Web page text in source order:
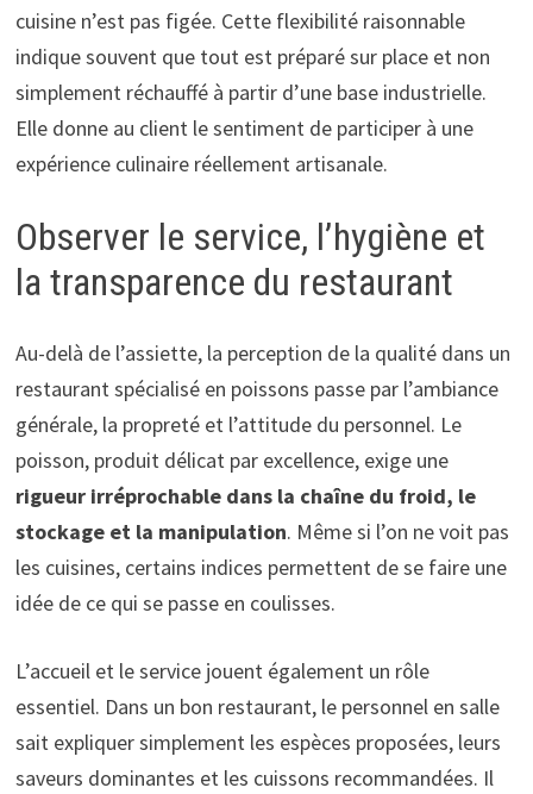
cuisine n’est pas figée. Cette flexibilité raisonnable
indique souvent que tout est préparé sur place et non
simplement réchauffé à partir d’une base industrielle.
Elle donne au client le sentiment de participer à une
expérience culinaire réellement artisanale.
Observer le service, l’hygiène et
la transparence du restaurant
Au-delà de l’assiette, la perception de la qualité dans un
restaurant spécialisé en poissons passe par l’ambiance
générale, la propreté et l’attitude du personnel. Le
poisson, produit délicat par excellence, exige une
rigueur irréprochable dans la chaîne du froid, le
stockage et la manipulation. Même si l’on ne voit pas
les cuisines, certains indices permettent de se faire une
idée de ce qui se passe en coulisses.
L’accueil et le service jouent également un rôle
essentiel. Dans un bon restaurant, le personnel en salle
sait expliquer simplement les espèces proposées, leurs
saveurs dominantes et les cuissons recommandées. Il